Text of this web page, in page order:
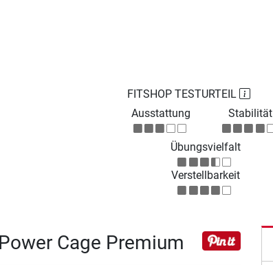
FITSHOP TESTURTEIL
Ausstattung
Stabilität
Übungsvielfalt
Verstellbarkeit
Cage Premium